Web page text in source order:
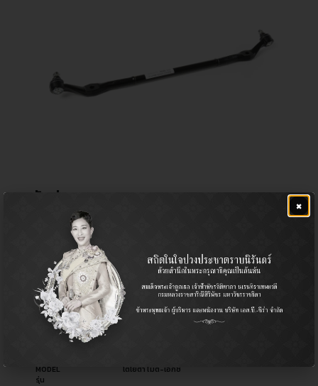
คันส่งกลาง
1,640.00
รหัสสินค้า ซีร่า
OEM NO.
รหัสอะไหล่ผู้ผลิต
45450-39155
PART TYPE
ประเภทอะไหล่
Center Link / ลูกหมากคันส่งกลาง
USED FOR
MODEL
รุ่น
โตโยต้า ไมตี้-เอ็กซ์
×